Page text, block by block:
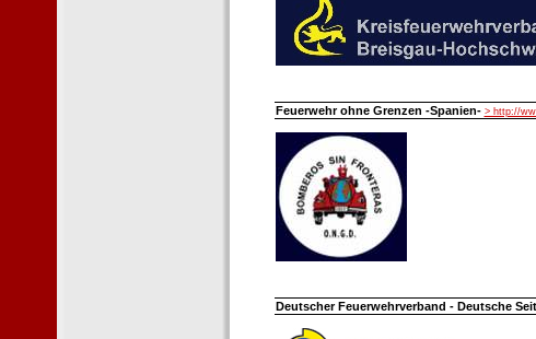
Feuerwehr ohne Grenzen -Spanien- > http://
Deutscher Feuerwehrverband - Deutsche